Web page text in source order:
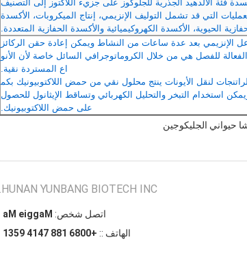
فئة الألدهيد الجذرية للجلوكوز على جزيء اللاكتوز إلى التصنيف
التي قد تشمل التوليف الإنزيمي، إنتاج الميكروبات، الأكسدة
الحيوية، الأكسدة الكهروكيميائية والأكسدة الحفازية المتعددة.
الإنزيمي بعد عدة ساعات من النشاط ويمكن إعادة حقن الركائز
الفعالة للفصل هي من خلال الكروماتوجرافي السائل خاصة لأن الأنو
اع المستردة نقية.
لنقل الأيونات ينتج محلول نقي من حمض اللاكتوبيونيك بكم
استخدام التبخر والتحليل الكهربائي وتساقط الإيثانول للحصول
على حمض اللاكتوبيونيك.
حيواني الجليكوجين
HUNAN YUNBANG BIOTECH INC.
اتصل شخص: Maggie Ma
الهاتف :: +0086 188 7414 9531